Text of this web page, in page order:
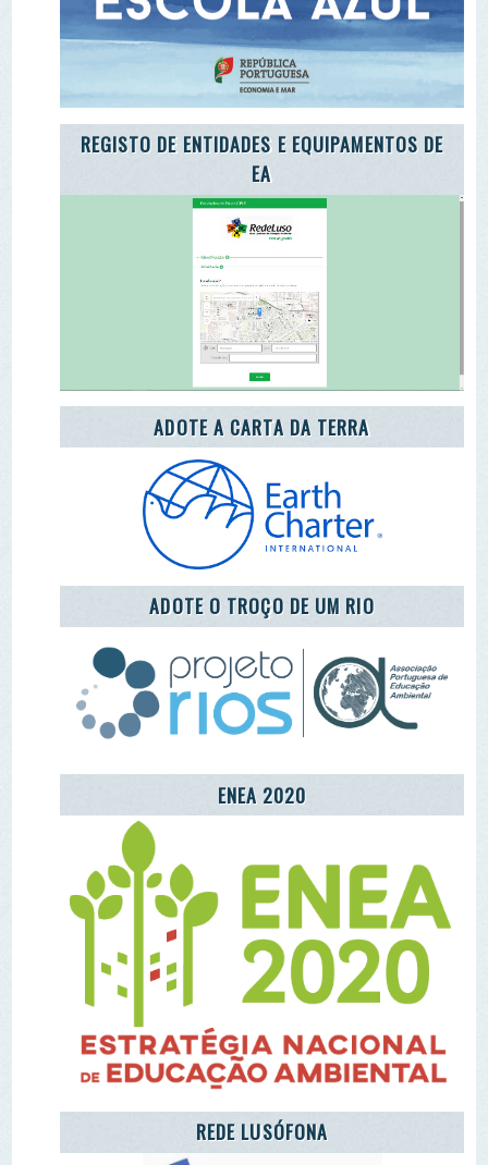
ADOTE A CARTA DA TERRA
ADOTE O TROÇO DE UM RIO
ENEA 2020
CENTRO COMUNITÁRIO DE EDUCAÇÃO
AMBIENTAL DA ALDEIA DE MÓS